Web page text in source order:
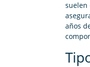
suelen
años